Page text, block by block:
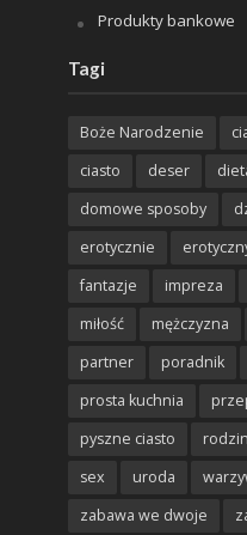
Produkty bankowe
Tagi
Boże Narodzenie
ciasto
deser
domowe sposoby
erotycznie
fantazje
impreza
miłość
mężczyzna
partner
poradnik
prosta kuchnia
pyszne ciasto
sex
uroda
zabawa we dwoje